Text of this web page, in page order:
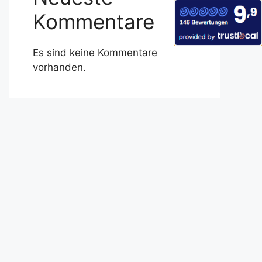
Kommentare
Es sind keine Kommentare
vorhanden.